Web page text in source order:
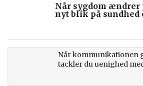
Når sygdom ændrer
nyt blik på
Når kommunikationen
tackler du uenighed